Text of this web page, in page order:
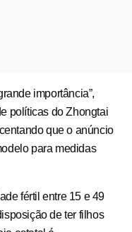
importância”,
políticas do Zhongtai
que o anúncio
para medidas
fértil entre 15 e 49
de ter filhos